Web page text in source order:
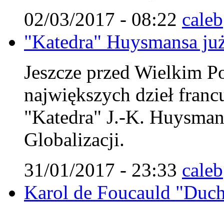
02/03/2017 - 08:22 caleb
"Katedra" Huysmansa
Jeszcze przed Wielkim
największych dzieł
"Katedra" J.-K.
Globalizacji.
31/01/2017 - 23:33 caleb
Karol de Foucauld